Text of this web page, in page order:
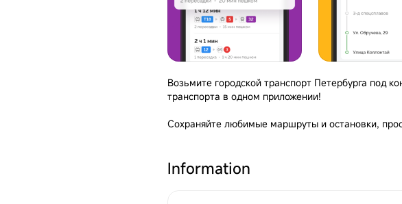
Возьмите городской транспорт Петербурга под
транспорта в одном приложении!
Сохраняйте любимые маршруты и остановки,
1) Подбор маршрута От и До на общественном
Information